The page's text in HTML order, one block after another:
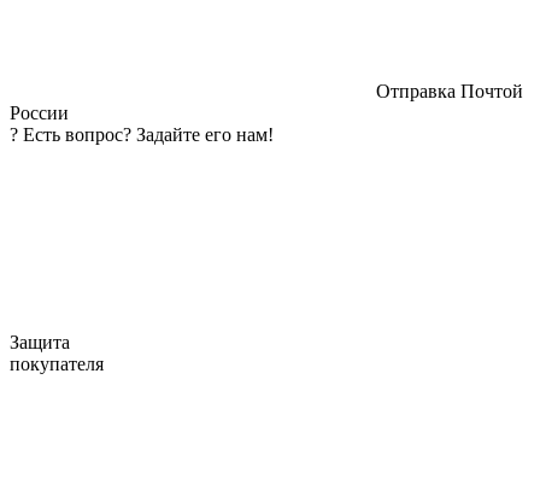
Отправка Почтой
России
? Есть вопрос? Задайте его нам!
Защита
покупателя